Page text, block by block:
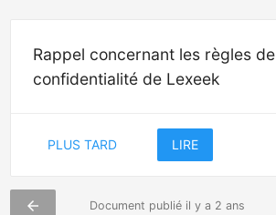
Rappel concernant les règles de
confidentialité de Lexeek
PLUS TARD LIRE
arrow_back Document publié il y a 2 ans